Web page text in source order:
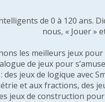
de 0 à 120 ans.
nous, « Jouer »
les meilleurs jeux
de jeux pour
des jeux de logique avec
et aux fractions, des
jeux de construction